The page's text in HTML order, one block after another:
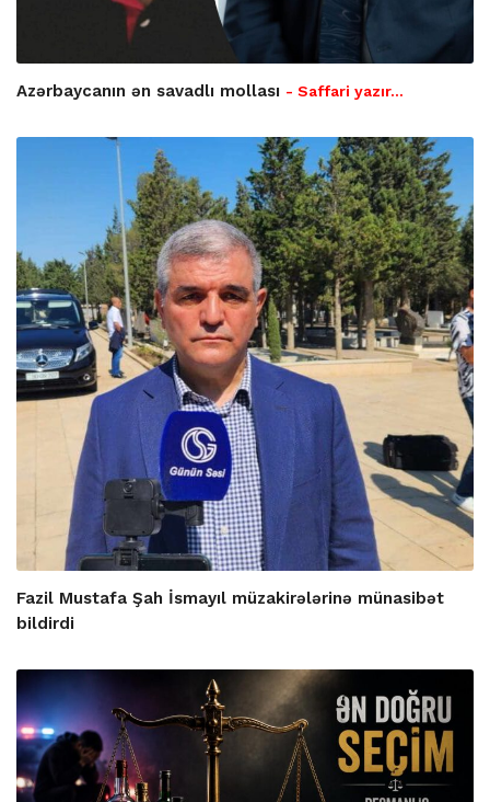
Azərbaycanın ən savadlı mollası - Saffari yazır…
Fazil Mustafa Şah İsmayıl müzakirələrinə münasibət
bildirdi